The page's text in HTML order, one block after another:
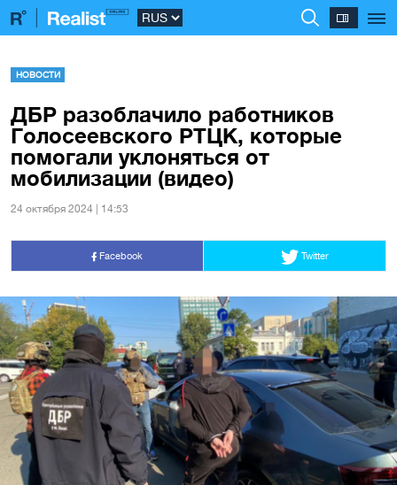
НОВОСТИ
ДБР разоблачило работников
Голосеевского РТЦК, которые
помогали уклоняться от
мобилизации (видео)
24 октября 2024 | 14:53
Facebook Twitter